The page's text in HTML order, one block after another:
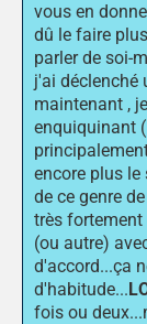
vous en
dû le faire
parler de soi-
j'ai déclenché
maintenant ,
enquiquinant
encore plus
de ce genre
très fortement
(ou autre)
d'accord...ça
d'habitude...
fois ou